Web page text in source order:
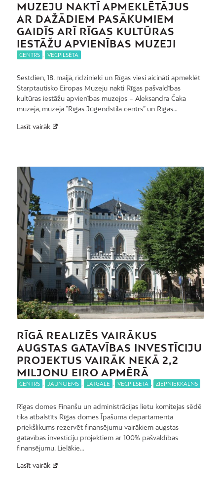
MUZEJU NAKTĪ APMEKLĒTĀJUS
AR DAŽĀDIEM PASĀKUMIEM
GAIDĪS ARĪ RĪGAS KULTŪRAS
IESTĀŽU APVIENĪBAS MUZEJI
CENTRS , VECPILSĒTA
Sestdien, 18. maijā, rīdzinieki un Rīgas viesi aicināti apmeklēt
Starptautisko Eiropas Muzeju nakti Rīgas pašvaldības
kultūras iestāžu apvienības muzejos – Aleksandra Čaka
muzejā, muzejā “Rīgas Jūgendstila centrs” un Rīgas…
Lasīt vairāk
RĪGĀ REALIZĒS VAIRĀKUS
AUGSTAS GATAVĪBAS INVESTĪCIJU
PROJEKTUS VAIRĀK NEKĀ 2,2
MILJONU EIRO APMĒRĀ
CENTRS JAUNCIEMS LATGALE VECPILSĒTA ZIEPNIEKKALNS
Rīgas domes Finanšu un administrācijas lietu komitejas sēdē
tika atbalstīts Rīgas domes Īpašuma departamenta
priekšlikums rezervēt finansējumu vairākiem augstas
gatavības investīciju projektiem ar 100% pašvaldības
finansējumu. Lielākie…
Lasīt vairāk